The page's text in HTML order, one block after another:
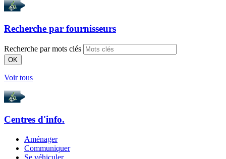
Recherche par fournisseurs
Recherche par mots clés
OK
Voir tous
Centres d'info.
Aménager
Communiquer